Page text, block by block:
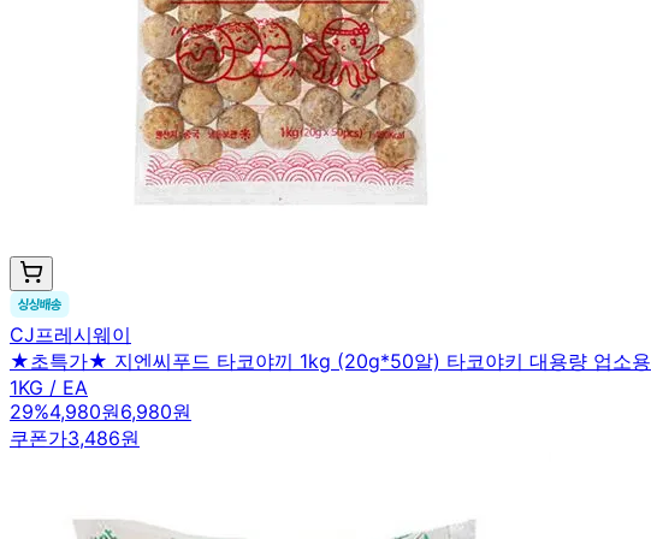
CJ프레시웨이
★초특가★ 지엔씨푸드 타코야끼 1kg (20g*50알) 타코야키 대용량 업소용
1KG / EA
29%4,980원6,980원
쿠폰가3,486원